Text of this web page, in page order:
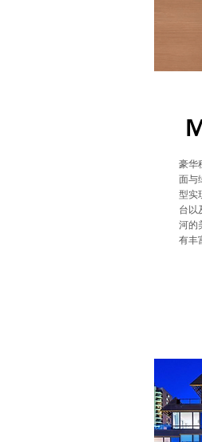
豪华
面与
型实
台以
河的
有丰